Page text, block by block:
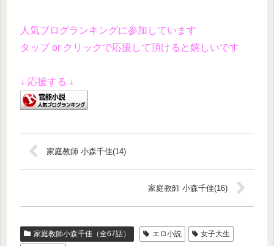
人気ブログランキングに参加しています
タップ or クリックで応援して頂けると嬉しいです
↓ 応援する ↓
家庭教師 小森千佳(14)
家庭教師 小森千佳(16)
家庭教師小森千佳（全67話） エロ小説
女子大生